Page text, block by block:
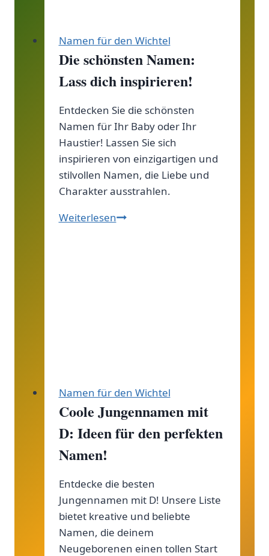
und
ihre
Bedeutungen!
Namen für den Wichtel
Die schönsten Namen:
Lass dich inspirieren!
Entdecken Sie die schönsten
Namen für Ihr Baby oder Ihr
Haustier! Lassen Sie sich
inspirieren von einzigartigen und
stilvollen Namen, die Liebe und
Charakter ausstrahlen.
WeiterlesenDie
Namen für den Wichtel
Coole Jungennamen mit
D: Ideen für den perfekten
Namen!
Entdecke die besten
Jungennamen mit D! Unsere Liste
bietet kreative und beliebte
Namen, die deinem
Neugeborenen einen tollen Start